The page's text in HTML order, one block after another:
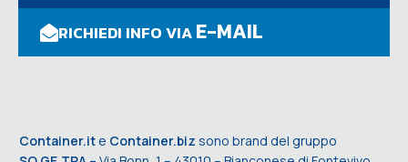
RICHIEDI INFO VIAE-MAIL
Container.it e Container.biz sono brand del gruppo